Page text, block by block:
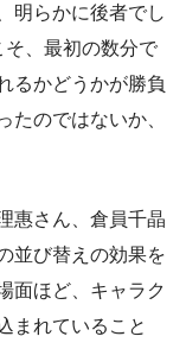
明らかに後者でし
、最初の数分で
るかどうかが勝負
のではないか、
惠さん、倉員千晶
並び替えの効果を
面ほど、キャラク
まれていること